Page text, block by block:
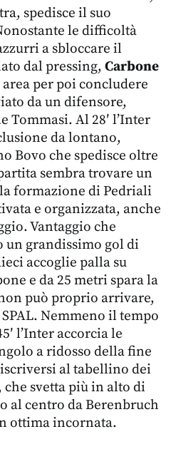
spedisce il suo
le difficoltà
a sbloccare il
dal pressing, Carbone
per poi concludere
da un difensore,
Al 28′ l’Inter
da lontano,
Bovo che spedisce oltre
sembra trovare un
formazione di Pedriali
e organizzata, anche
Vantaggio che
un grandissimo gol di
accoglie palla su
e da 25 metri spara la
può proprio arrivare,
Nemmeno il tempo
l’Inter accorcia le
a ridosso della fine
al tabellino dei
svetta più in alto di
al centro da Berenbruch
ottima incornata.